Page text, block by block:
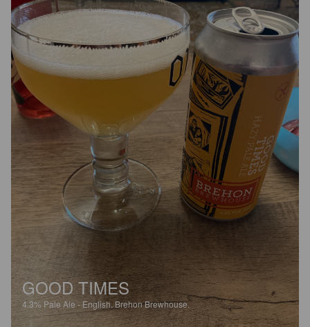
GOOD TIMES
4.3%Pale Ale - English.Brehon Brewhouse.